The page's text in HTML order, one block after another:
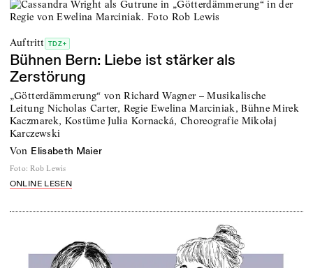
Auftritt TDZ+
Bühnen Bern: Liebe ist stärker als
Zerstörung
„Götterdämmerung“ von Richard Wagner – Musikalische
Leitung Nicholas Carter, Regie Ewelina Marciniak, Bühne Mirek
Kaczmarek, Kostüme Julia Kornacká, Choreografie Mikołaj
Karczewski
von Elisabeth Maier
Foto: Rob Lewis
ONLINE LESEN